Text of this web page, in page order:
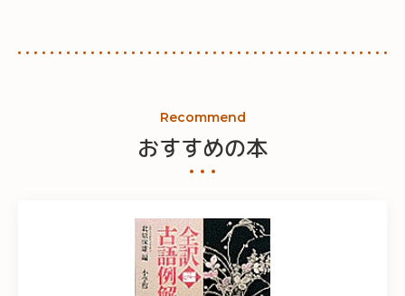
Recommend
おすすめの本